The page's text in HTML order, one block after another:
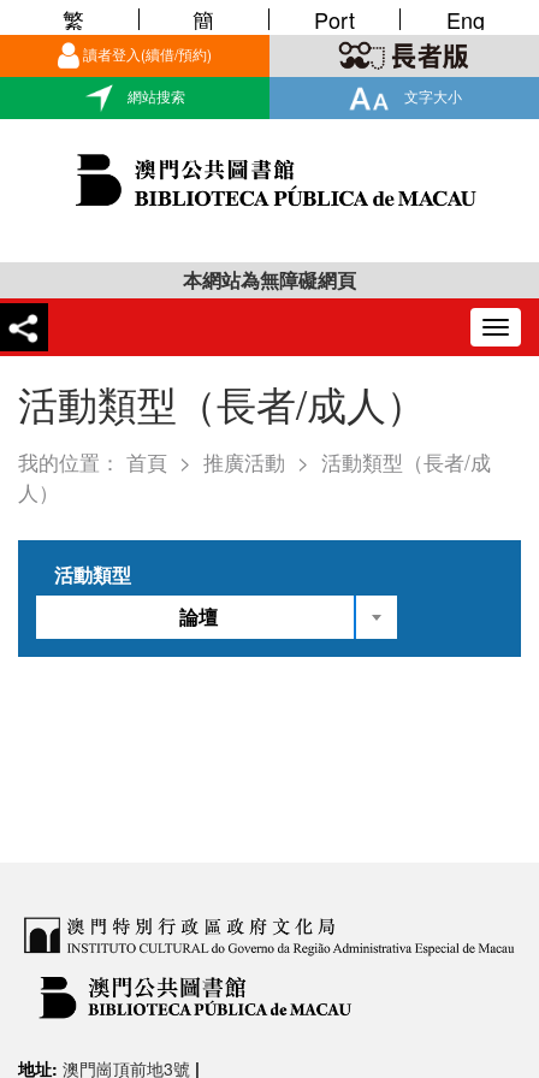
讀者登入(續借/預約)
網站搜索 文字大小
繁 簡 Port Eng
本網站為無障礙網頁
活動類型（長者/成人）
我的位置： 首頁 > 推廣活動 > 活動類型（長者/成
人）
活動類型
論壇
地址: 澳門崗頂前地3號 |